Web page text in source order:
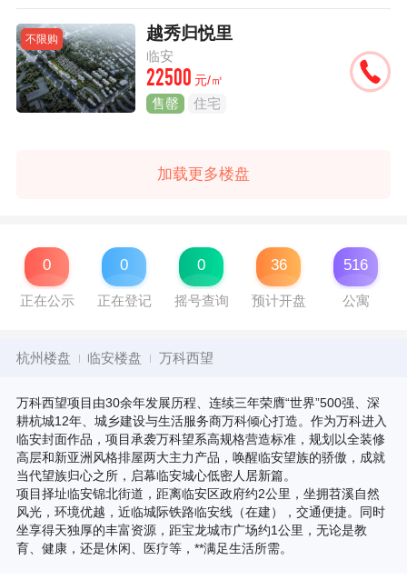
不限购 越秀归悦里
临安
22500 元/㎡
售罄 住宅
加载更多楼盘
0
正在公示
0
正在登记
0
摇号查询
36
预计开盘
516
公寓
杭州楼盘 临安楼盘 万科西望
万科西望项目由30余年发展历程、连续三年荣膺“世界”500强、深
耕杭城12年、城乡建设与生活服务商万科倾心打造。作为万科进入
临安封面作品，项目承袭万科望系高规格营造标准，规划以全装修
高层和新亚洲风格排屋两大主力产品，唤醒临安望族的骄傲，成就
当代望族归心之所，启幕临安城心低密人居新篇。
项目择址临安锦北街道，距离临安区政府约2公里，坐拥苕溪自然
风光，环境优越，近临城际铁路临安线（在建），交通便捷。同时
坐享得天独厚的丰富资源，距宝龙城市广场约1公里，无论是教
育、健康，还是休闲、医疗等，**满足生活所需。